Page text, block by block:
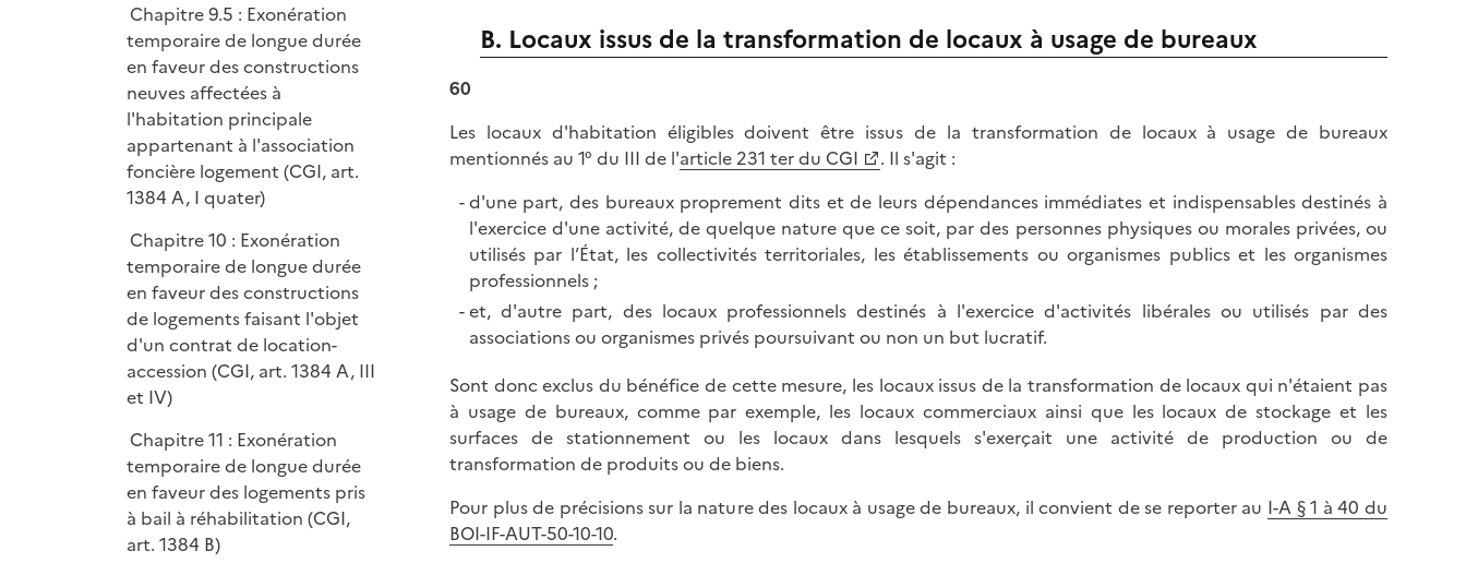
Chapitre 9.5 : Exonération
temporaire de longue durée
en faveur des constructions
neuves affectées à
l'habitation principale
appartenant à l'association
foncière logement (CGI, art.
1384 A, I quater)
Chapitre 10 : Exonération
temporaire de longue durée
en faveur des constructions
de logements faisant l'objet
d'un contrat de location-
accession (CGI, art. 1384 A, III
et IV)
Chapitre 11 : Exonération
temporaire de longue durée
en faveur des logements pris
à bail à réhabilitation (CGI,
art. 1384 B)
B. Locaux issus de la transformation de locaux à usage de bureaux
60
Les locaux d'habitation éligibles doivent être issus de la transformation de locaux à usage de bureaux
mentionnés au 1° du III de l'article 231 ter du CGI
. Il s'agit :
d'une part, des bureaux proprement dits et de leurs dépendances immédiates et indispensables destinés à
l'exercice d'une activité, de quelque nature que ce soit, par des personnes physiques ou morales privées, ou
utilisés par l’État, les collectivités territoriales, les établissements ou organismes publics et les organismes
professionnels ;
et, d'autre part, des locaux professionnels destinés à l'exercice d'activités libérales ou utilisés par des
associations ou organismes privés poursuivant ou non un but lucratif.
Sont donc exclus du bénéfice de cette mesure, les locaux issus de la transformation de locaux qui n'étaient pas
à usage de bureaux, comme par exemple, les locaux commerciaux ainsi que les locaux de stockage et les
surfaces de stationnement ou les locaux dans lesquels s'exerçait une activité de production ou de
transformation de produits ou de biens.
Pour plus de précisions sur la nature des locaux à usage de bureaux, il convient de se reporter au I-A § 1 à 40 du
BOI-IF-AUT-50-10-10.